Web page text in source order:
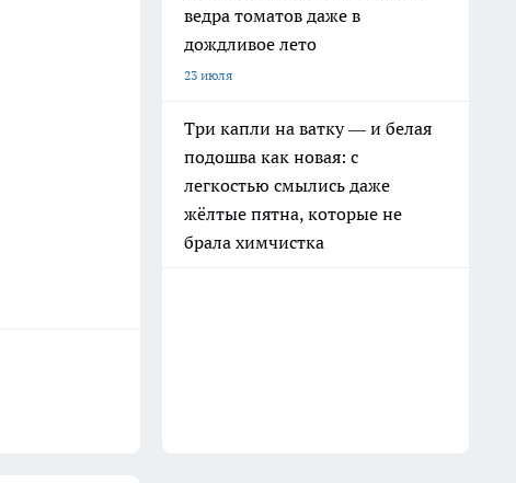
ведра томатов даже в
дождливое лето
23 июля
Три капли на ватку — и белая
подошва как новая: с
легкостью смылись даже
жёлтые пятна, которые не
брала химчистка